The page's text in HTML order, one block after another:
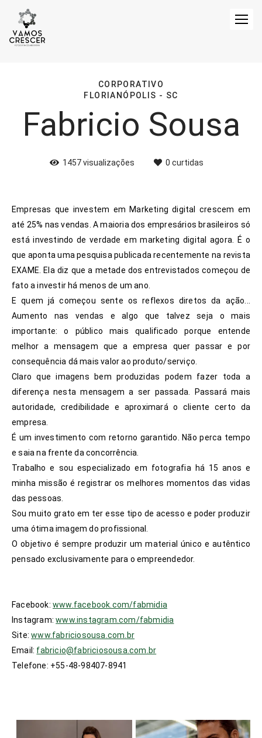
CORPORATIVO
FLORIANÓPOLIS - SC
Fabricio Sousa
1457visualizações 0 curtidas
Empresas que investem em Marketing digital crescem em
até 25% nas vendas. A maioria dos empresários brasileiros só
está investindo de verdade em marketing digital agora. É o
que aponta uma pesquisa publicada recentemente na revista
EXAME. Ela diz que a metade dos entrevistados começou de
fato a investir há menos de um ano.
E quem já começou sente os reflexos diretos da ação...
Aumento nas vendas e algo que talvez seja o mais
importante: o público mais qualificado porque entende
melhor a mensagem que a empresa quer passar e por
consequência dá mais valor ao produto/serviço.
Claro que imagens bem produzidas podem fazer toda a
diferença nesta mensagem a ser passada. Passará mais
autoridade, credibilidade e aproximará o cliente certo da
empresa.
É um investimento com retorno garantido. Não perca tempo
e saia na frente da concorrência.
Trabalho e sou especializado em fotografia há 15 anos e
minha missão é registrar os melhores momentos das vidas
das pessoas.
Sou muito grato em ter esse tipo de acesso e poder produzir
uma ótima imagem do profissional.
O objetivo é sempre produzir um material único e autêntico
pensado exclusivamente para o empreendedor.
Facebook: www.facebook.com/fabmidia
Instagram:www.instagram.com/fabmidia
Site:www.fabriciosousa.com.br
Email: fabricio@fabriciosousa.com.br
Telefone: +55-48-98407-8941